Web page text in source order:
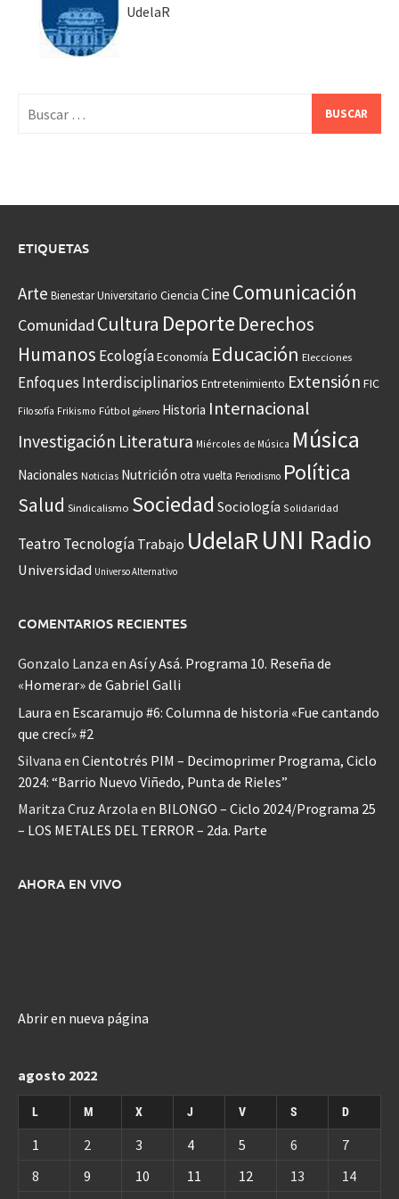
UdelaR
ETIQUETAS
Arte Bienestar Universitario Ciencia CineComunicación
Comunidad Cultura Deporte Derechos
Humanos EcologíaEconomía Educación Elecciones
Enfoques Interdisciplinarios Entretenimiento Extensión FIC
Filosofía Frikismo Fútbol género Historia Internacional
Investigación Literatura Miércoles de Música Música
Nacionales Noticias Nutrición otra vuelta Periodismo Política
Salud Sindicalismo Sociedad Sociología Solidaridad
Teatro Tecnología Trabajo UdelaRUNI Radio
Universidad Universo Alternativo
COMENTARIOS RECIENTES
Gonzalo Lanza en Así y Asá. Programa 10. Reseña de
«Homerar» de Gabriel Galli
Laura en Escaramujo #6: Columna de historia «Fue cantando
que crecí» #2
Silvana en Cientotrés PIM – Decimoprimer Programa, Ciclo
2024: “Barrio Nuevo Viñedo, Punta de Rieles”
Maritza Cruz Arzola en BILONGO – Ciclo 2024/Programa 25
– LOS METALES DEL TERROR – 2da. Parte
AHORA EN VIVO
Abrir en nueva página
agosto 2022
L M X J V S D
1 2 3 4 5 6
7
8
9 10 11 12 13
14